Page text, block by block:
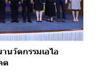
นวัตกรรมเอไอ
ต